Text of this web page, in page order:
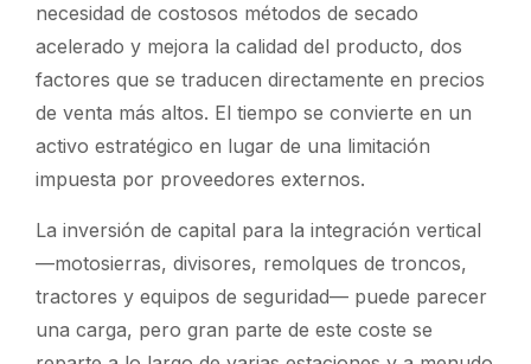
necesidad de costosos métodos de secado
acelerado y mejora la calidad del producto, dos
factores que se traducen directamente en precios
de venta más altos. El tiempo se convierte en un
activo estratégico en lugar de una limitación
impuesta por proveedores externos.
La inversión de capital para la integración vertical
—motosierras, divisores, remolques de troncos,
tractores y equipos de seguridad— puede parecer
una carga, pero gran parte de este coste se